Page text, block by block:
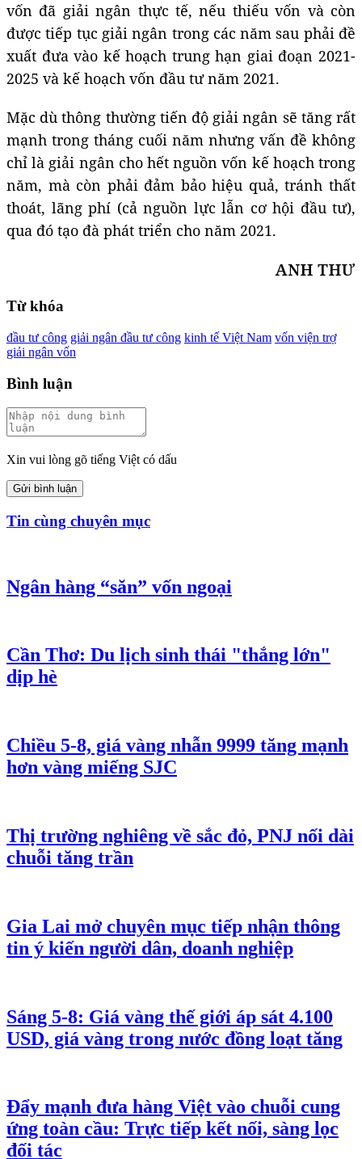
vốn đã giải ngân thực tế, nếu thiếu vốn và còn
được tiếp tục giải ngân trong các năm sau phải đề
xuất đưa vào kế hoạch trung hạn giai đoạn 2021-
2025 và kế hoạch vốn đầu tư năm 2021.
Mặc dù thông thường tiến độ giải ngân sẽ tăng rất
mạnh trong tháng cuối năm nhưng vấn đề không
chỉ là giải ngân cho hết nguồn vốn kế hoạch trong
năm, mà còn phải đảm bảo hiệu quả, tránh thất
thoát, lãng phí (cả nguồn lực lẫn cơ hội đầu tư),
qua đó tạo đà phát triển cho năm 2021.
ANH THƯ
Từ khóa
đầu tư công giải ngân đầu tư công kinh tế Việt Nam vốn viện trợ
giải ngân vốn
Bình luận
Xin vui lòng gõ tiếng Việt có dấu
Gửi bình luận
Tin cùng chuyên mục
Ngân hàng “săn” vốn ngoại
Cần Thơ: Du lịch sinh thái "thắng lớn"
dịp hè
Chiều 5-8, giá vàng nhẫn 9999 tăng mạnh
hơn vàng miếng SJC
Thị trường nghiêng về sắc đỏ, PNJ nối dài
chuỗi tăng trần
Gia Lai mở chuyên mục tiếp nhận thông
tin ý kiến người dân, doanh nghiệp
Sáng 5-8: Giá vàng thế giới áp sát 4.100
USD, giá vàng trong nước đồng loạt tăng
Đẩy mạnh đưa hàng Việt vào chuỗi cung
ứng toàn cầu: Trực tiếp kết nối, sàng lọc
đối tác